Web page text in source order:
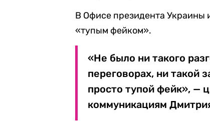
В Офисе президента Украины
«тупым фейком».
«Не было ни такого
переговорах, ни такой
просто тупой фейк», —
коммуникациям